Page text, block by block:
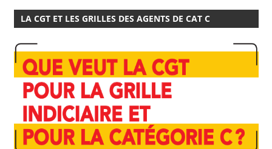
LA CGT ET LES GRILLES DES AGENTS DE CAT C